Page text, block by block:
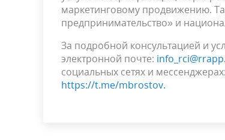
маркетинговому продвижению.
предпринимательство» и
За подробной консультацией и
электронной почте:
социальных сетях и мессенджерах:
https://t.me/mbrostov.